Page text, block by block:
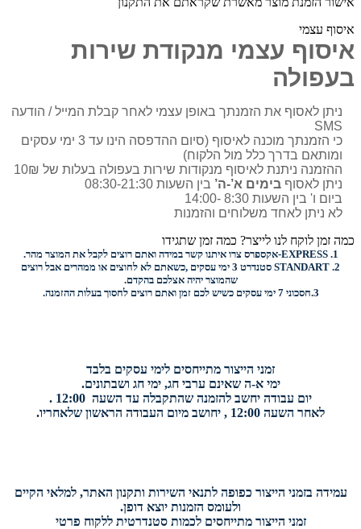
איסוף עצמי
איסוף עצמי מנקודת שירות
בעפולה
ניתן לאסוף את הזמנתך באופן עצמי לאחר קבלת המייל / הודעה
SMS
כי הזמנתך מוכנה לאיסוף (סיום ההדפסה הינו עד 3 ימי עסקים
ומותאם בדרך כלל מול הלקוח)
ההזמנה ניתנת לאיסוף מנקודות שירות בעפולה בעלות של 10₪
ניתן לאסוף בימים א’-ה’ בין השעות 08:30-21:30
ביום ו' בין השעות 8:30 -14:00
לא ניתן לאחד משלוחים והזמנות
כמה זמן לוקח לנו לייצר? כמה זמן שתגידו
1.
EXPRESS- אקספרס צרו איתנו קשר במידה ואתם רוצים לקבל את המוצר מהר.
2.
STANDART
סטנדרט 3 ימי עסקים ,כשאתם לא לחוצים או ממהרים אבל רוצים
שהמוצר יהיה אצלכם בהקדם.
3. חסכוני7 ימי עסקים כשיש לכם זמן ואתם רוצים לחסוך בעלות ההזמנה.
זמני הייצור מתייחסים לימי עסקים בלבד
ימי א-ה שאינם ערבי חג, ימי חג ושבתונים.
יום עבודה יחשב להזמנה שהתקבלה עד השעה 12:00 .
לאחר השעה 12:00 , יחושב מיום העבודה הראשון שלאחריו.
עמידה בזמני הייצור כפופה לתנאי השירות ותקנון האתר, למלאי הקיים
ולעומס הזמנות יוצא דופן.
זמני הייצור מתייחסים לכמות סטנדרטית ללקוח פרטי